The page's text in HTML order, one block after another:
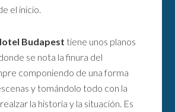
el inicio.
Budapest tiene unos planos
se nota la finura del
componiendo de una forma
y tomándolo todo con la
la historia y la situación. Es